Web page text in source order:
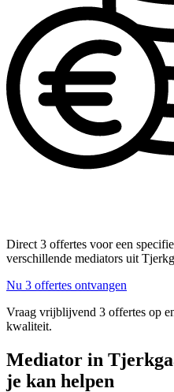
Direct 3 offertes voor een
verschillende mediators uit
Nu 3 offertes ontvangen
Vraag vrijblijvend 3 offertes op
kwaliteit.
Mediator in
je kan helpen